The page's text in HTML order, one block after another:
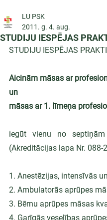
ESF projekti
STUDIJU IESPĒJAS
LU PSK
2011. g. 4. aug.
STUDIJU IESPĒJAS
Aicinām māsas ar
un
māsas ar 1. līmeņa
iegūt vienu no
(Akreditācijas lapa Nr. 088-
1. Anestēzijas, intensīvās
2. Ambulatorās aprūpes
3. Bērnu aprūpes māsas
4. Garīgās veselības